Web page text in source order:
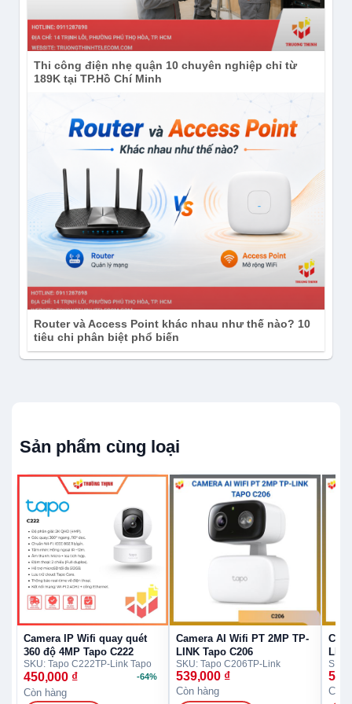
Thi công điện nhẹ quận 10 chuyên nghiệp chỉ từ
189K tại TP.Hồ Chí Minh
Router và Access Point khác nhau như thế nào? 10
tiêu chi phân biệt phổ biến
Sản phẩm cùng loại
Camera IP Wifi quay quét
360 độ 4MP Tapo C222
SKU: Tapo C222TP-Link Tapo
450,000 ₫ -64%
Còn hàng
Camera AI Wifi PT 2MP TP-
LINK Tapo C206
SKU: Tapo C206TP-Link
539,000 ₫
Còn hàng Còn